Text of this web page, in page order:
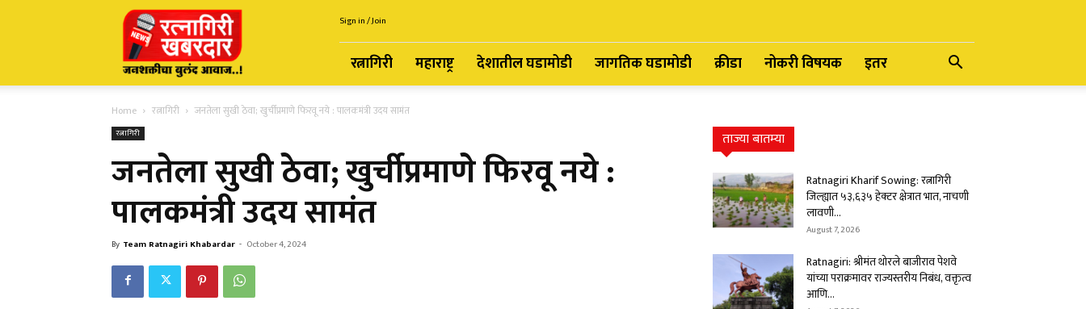
Ratnagiri
Khabardar
Sign in / Join
रत्नागिरी महाराष्ट्र देशातील घडामोडी जागतिक घडामोडी क्रीडा नोकरी विषयक इतर
Home रत्नागिरी जनतेला सुखी ठेवा; खुर्चीप्रमाणे फिरवू नये : पालकमंत्री उदय सामंत
रत्नागिरी
जनतेला सुखी ठेवा; खुर्चीप्रमाणे फिरवू नये :
पालकमंत्री उदय सामंत
By Team Ratnagiri Khabardar - October 4, 2024
ताज्या बातम्या
Ratnagiri Kharif Sowing: रत्नागिरी
जिल्ह्यात ५३,६३५ हेक्टर क्षेत्रात भात, नाचणी
लावणी...
August 7, 2026
Ratnagiri: श्रीमंत थोरले बाजीराव पेशवे
यांच्या पराक्रमावर राज्यस्तरीय निबंध, वक्तृत्व
आणि...